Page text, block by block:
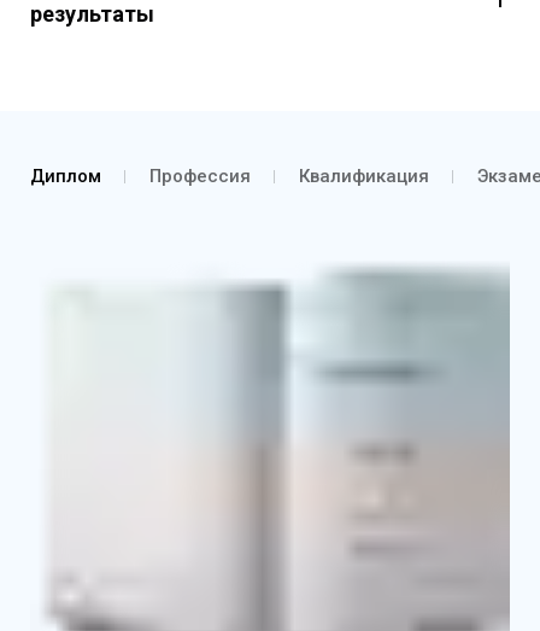
результаты
Диплом Профессия Квалификация